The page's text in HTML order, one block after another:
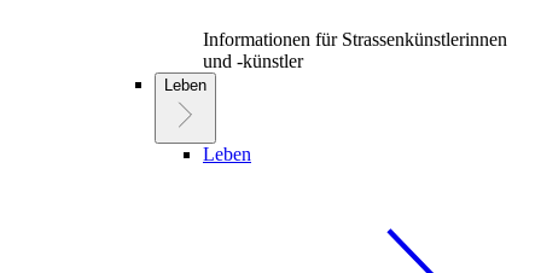
Informationen für Strassenkünstlerinnen
und -künstler
Leben
Leben